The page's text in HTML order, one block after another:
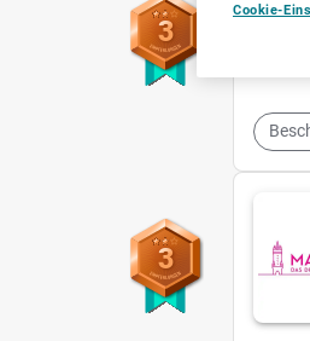
3
3
Cookie-